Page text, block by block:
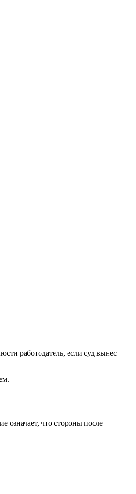
работодатель, если суд вынес
означает, что стороны после